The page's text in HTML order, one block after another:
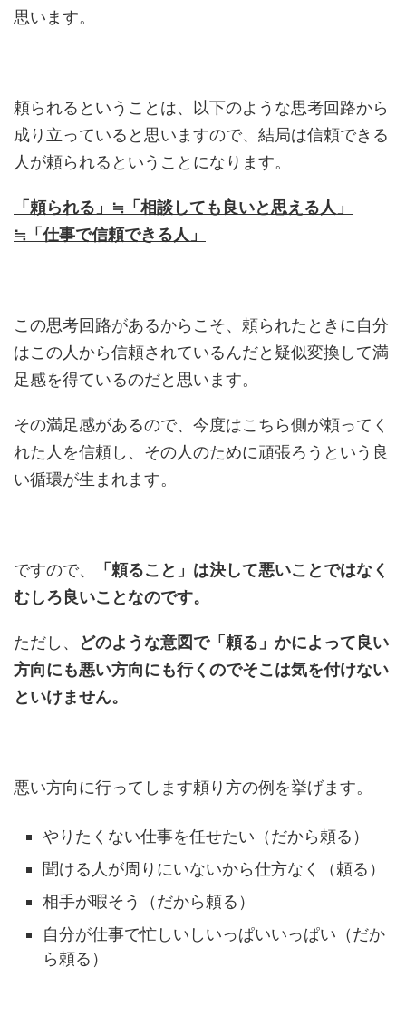
思います。
頼られるということは、以下のような思考回路から
成り立っていると思いますので、結局は信頼できる
人が頼られるということになります。
「頼られる」≒「相談しても良いと思える人」
≒「仕事で信頼できる人」
この思考回路があるからこそ、頼られたときに自分
はこの人から信頼されているんだと疑似変換して満
足感を得ているのだと思います。
その満足感があるので、今度はこちら側が頼ってく
れた人を信頼し、その人のために頑張ろうという良
い循環が生まれます。
ですので、
「頼ること」は決して悪いことではなく
むしろ良いことなのです。
ただし、
どのような意図で「頼る」かによって良い
方向にも悪い方向にも行くのでそこは気を付けない
といけません。
悪い方向に行ってします頼り方の例を挙げます。
やりたくない仕事を任せたい（だから頼る）
聞ける人が周りにいないから仕方なく（頼る）
相手が暇そう（だから頼る）
自分が仕事で忙しいしいっぱいいっぱい（だか
ら頼る）